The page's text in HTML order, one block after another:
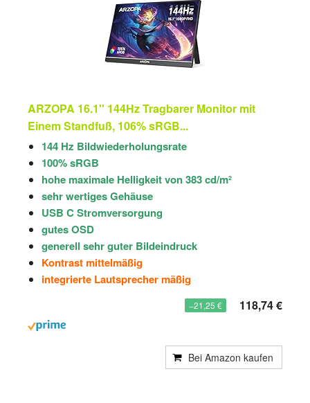
ARZOPA 16.1'' 144Hz Tragbarer Monitor mit
Einem Standfuß, 106% sRGB...
144 Hz Bildwiederholungsrate
100% sRGB
hohe maximale Helligkeit von 383 cd/m²
sehr wertiges Gehäuse
USB C Stromversorgung
gutes OSD
generell sehr guter Bildeindruck
Kontrast mittelmäßig
integrierte Lautsprecher mäßig
−21,25 € 118,74 €
Bei Amazon kaufen